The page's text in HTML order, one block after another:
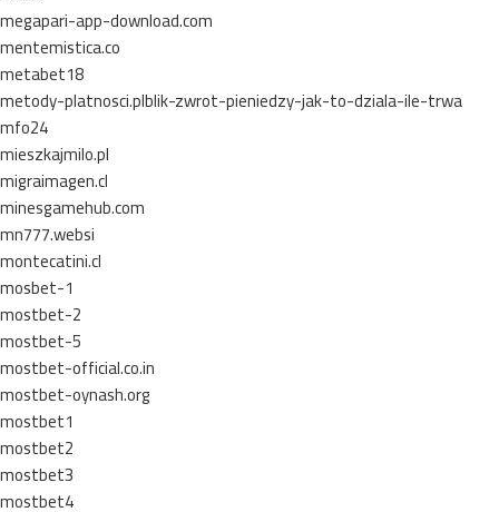
megapari-app-download.com
mentemistica.co
metabet18
metody-platnosci.plblik-zwrot-pieniedzy-jak-to-dziala-ile-trwa
mfo24
mieszkajmilo.pl
migraimagen.cl
minesgamehub.com
mn777.websi
montecatini.cl
mosbet-1
mostbet-2
mostbet-5
mostbet-official.co.in
mostbet-oynash.org
mostbet1
mostbet2
mostbet3
mostbet4